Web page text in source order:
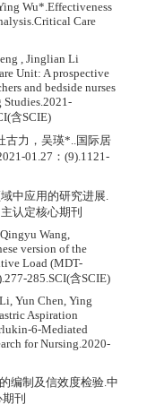
Wu*.Effectiveness
Care
, Jinglian Li
Unit: A prospective
and bedside nurses
含SCIE)
古力，吴瑛*..国际居
01.27：(9).1121-
中应用的研究进展.
认定核心期刊
Wang,
version of the
Load (MDT-
285.SCI(含SCIE)
Yun Chen, Ying
Aspiration
6-Mediated
for Nursing.2020-
编制及信效度检验.中
刊